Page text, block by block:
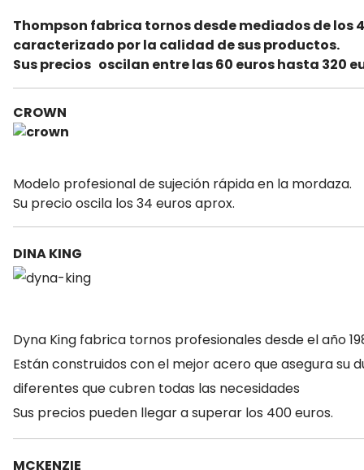
Thompson fabrica tornos desde mediados de los
caracterizado por la calidad de sus productos.
Sus precios oscilan entre las 60 euros hasta 320
CROWN
Modelo profesional de sujeción rápida en la mordaza.
Su precio oscila los 34 euros aprox.
DINA KING
Dyna King fabrica tornos profesionales desde el año
Están construidos con el mejor acero que asegura su
diferentes que cubren todas las necesidades
Sus precios pueden llegar a superar los 400 euros.
MCKENZIE